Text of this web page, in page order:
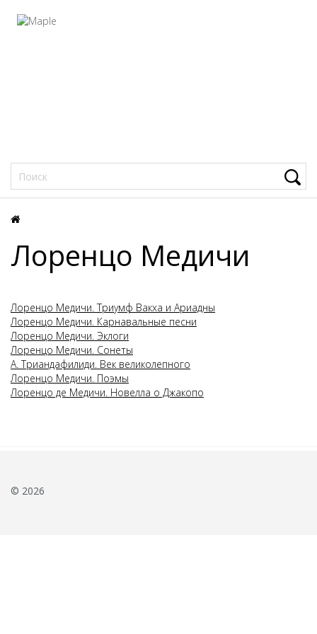
Лоренцо Медичи
Лоренцо Медичи. Триумф Вакха и Ариадны
Лоренцо Медичи. Карнавальные песни
Лоренцо Медичи. Эклоги
Лоренцо Медичи. Сонеты
А. Триандафилиди. Век великолепного
Лоренцо Медичи. Поэмы
Лоренцо де Медичи. Новелла о Джакопо
© 2026